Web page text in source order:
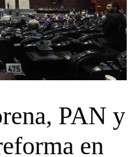
PAN y
en